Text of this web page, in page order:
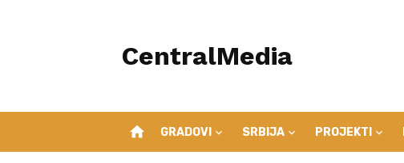
CentralMedia
home GRADOVI SRBIJA PROJEKTI